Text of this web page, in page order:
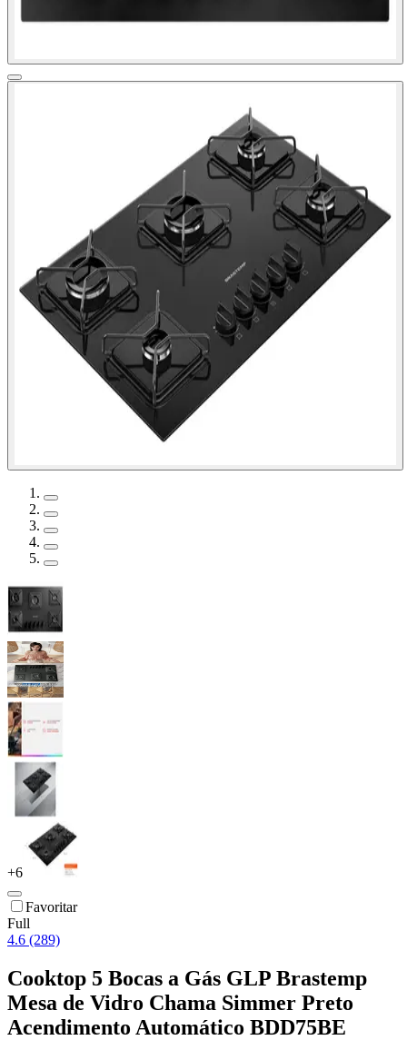
+6
Favoritar
Full
4.6 (289)
Cooktop 5 Bocas a Gás GLP Brastemp
Mesa de Vidro Chama Simmer Preto
Acendimento Automático BDD75BE